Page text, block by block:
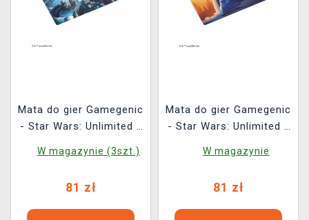
Mata do gier Gamegenic
- Star Wars: Unlimited -
W magazynie (3szt.)
81 zł
Mata do gier Gamegenic
- Star Wars: Unlimited -
W magazynie
81 zł